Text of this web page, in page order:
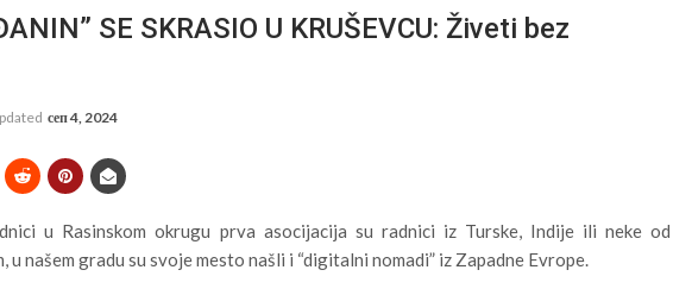
SE SKRASIO U KRUŠEVCU: Živeti bez
сеп 4, 2024
u Rasinskom okrugu prva asocijacija su radnici iz Turske, Indije ili neke od
u našem gradu su svoje mesto našli i “digitalni nomadi” iz Zapadne Evrope.